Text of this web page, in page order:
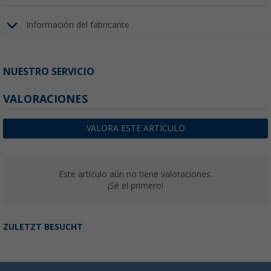
Información del fabricante
NUESTRO SERVICIO
VALORACIONES
VALORA ESTE ARTÍCULO
Este artículo aún no tiene valoraciones.
¡Sé el primero!
ZULETZT BESUCHT